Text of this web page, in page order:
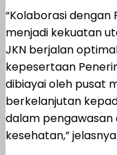
“Kolaborasi
menjadi kekuatan
JKN berjalan
kepesertaan
dibiayai oleh pusat
berkelanjutan
dalam
kesehatan,” jelasnya.